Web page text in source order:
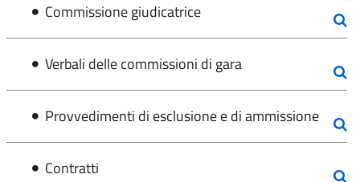
Commissione giudicatrice
Verbali delle commissioni di gara
Provvedimenti di esclusione e di ammissione
Contratti